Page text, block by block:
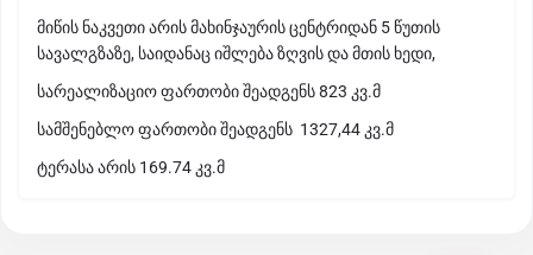
მიწის ნაკვეთი არის მახინჯაურის ცენტრიდან 5 წუთის
სავალგზაზე, საიდანაც იშლება ზღვის და მთის ხედი,
სარეალიზაციო ფართობი შეადგენს 823 კვ.მ
სამშენებლო ფართობი შეადგენს 1327,44 კვ.მ
ტერასა არის 169.74 კვ.მ